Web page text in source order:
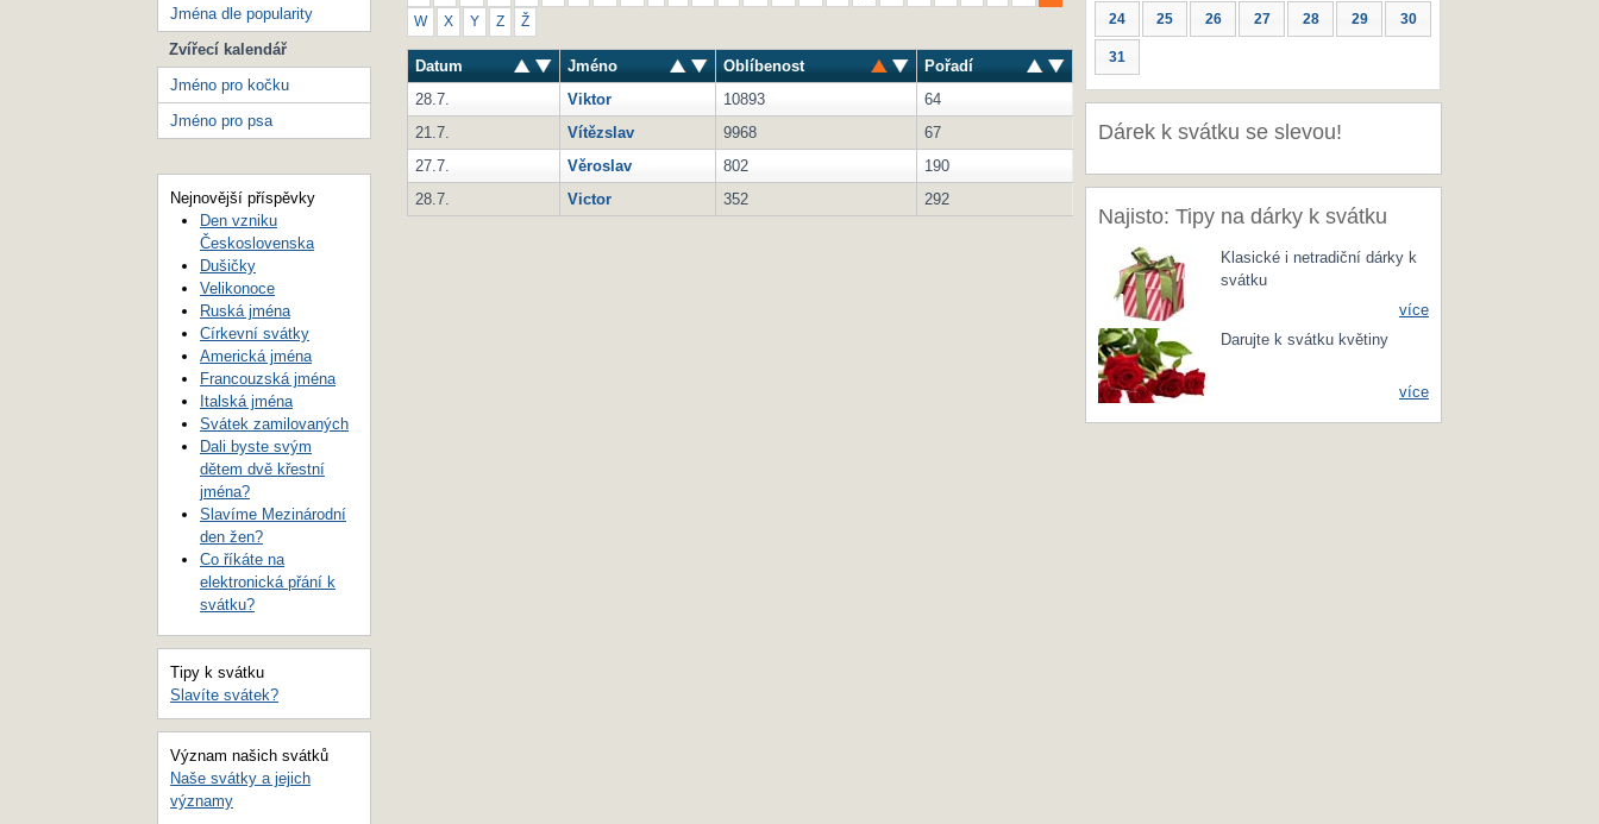
W X Y Z Ž
Datum Jméno Oblíbenost
Pořadí
28.7.
Viktor 10893
64
21.7.
Vítězslav 9968
67
27.7.
Věroslav 802
190
28.7.
Victor 352 292
24 25 26 27 28 29 30
31
Dárek k svátku se slevou!
Najisto: Tipy na dárky k svátku
Klasické i netradiční dárky k
svátku
více
Darujte k svátku květiny
více
Jména dle popularity
Zvířecí kalendář
Jméno pro kočku
Jméno pro psa
Nejnovější příspěvky
Den vzniku
Československa
Dušičky
Velikonoce
Ruská jména
Církevní svátky
Americká jména
Francouzská jména
Italská jména
Svátek zamilovaných
Dali byste svým
dětem dvě křestní
jména?
Slavíme Mezinárodní
den žen?
Co říkáte na
elektronická přání k
svátku?
Tipy k svátku
Slavíte svátek?
Význam našich svátků
Naše svátky a jejich
významy